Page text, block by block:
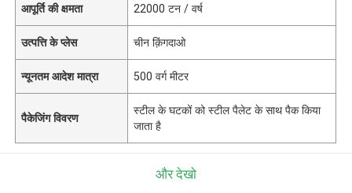
आपूर्ति की क्षमता 22000 टन / वर्ष
उत्पत्ति के प्लेस चीन क़िंगदाओ
न्यूनतम आदेश मात्रा 500 वर्ग मीटर
पैकेजिंग विवरण
स्टील के घटकों को स्टील पैलेट के साथ पैक किया
जाता है
और देखो